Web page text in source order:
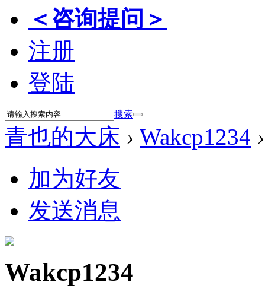
＜咨询提问＞
注册
登陆
搜索
青也的大床 › Wakcp1234 ›
加为好友
发送消息
Wakcp1234